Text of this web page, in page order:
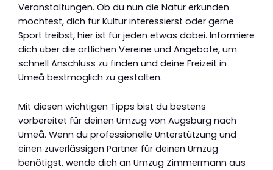
Veranstaltungen. Ob du nun die Natur erkunden
möchtest, dich für Kultur interessierst oder gerne
Sport treibst, hier ist für jeden etwas dabei. Informiere
dich über die örtlichen Vereine und Angebote, um
schnell Anschluss zu finden und deine Freizeit in
Umeå bestmöglich zu gestalten.
Mit diesen wichtigen Tipps bist du bestens
vorbereitet für deinen Umzug von Augsburg nach
Umeå. Wenn du professionelle Unterstützung und
einen zuverlässigen Partner für deinen Umzug
benötigst, wende dich an Umzug Zimmermann aus